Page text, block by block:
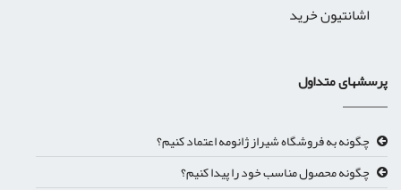
اشانتیون خرید
پرسشهای متداول
چگونه به فروشگاه شیراز ژانومه اعتماد کنیم؟
چگونه محصول مناسب خود را پیدا کنیم؟